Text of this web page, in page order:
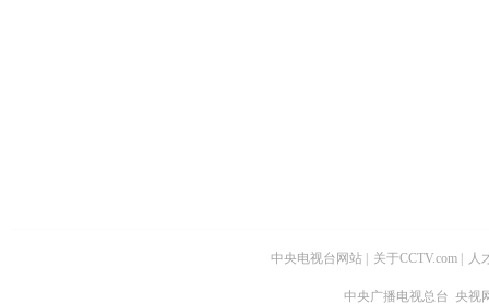
中央电视台网站 关于CCTV.com 人
中央广播电视总台 央视